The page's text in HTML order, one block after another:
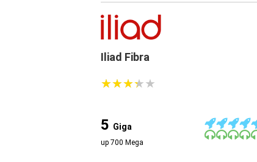
Iliad Fibra
★★★★★
★★★★★
5 Giga
up 700 Mega